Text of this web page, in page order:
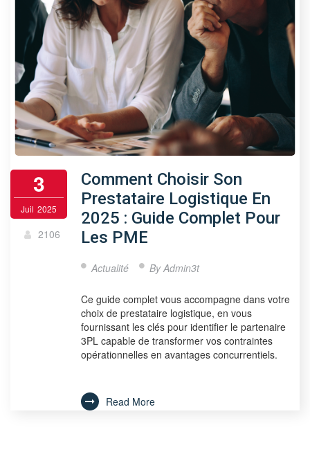
3
Juil 2025
2106
Comment Choisir Son
Prestataire Logistique En
2025 : Guide Complet Pour
Les PME
Actualité ByAdmin3t
Ce guide complet vous accompagne dans votre
choix de prestataire logistique, en vous
fournissant les clés pour identifier le partenaire
3PL capable de transformer vos contraintes
opérationnelles en avantages concurrentiels.
Read More